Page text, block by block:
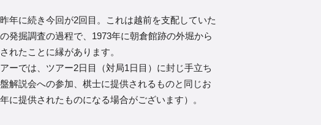
年に続き今回が2回目。これは越前を支配していた
発掘調査の過程で、1973年に朝倉館跡の外堀から
れたことに縁があります。
ーでは、ツアー2日目（対局1日目）に封じ手立ち
解説会への参加、棋士に提供されるものと同じお
に提供されたものになる場合がございます）。